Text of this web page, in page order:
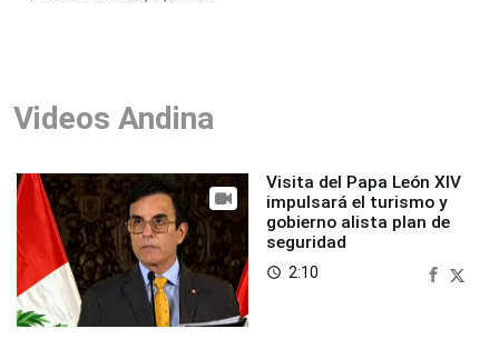
Videos Andina
Visita del Papa León XIV
impulsará el turismo y
gobierno alista plan de
seguridad
access_time 2:10